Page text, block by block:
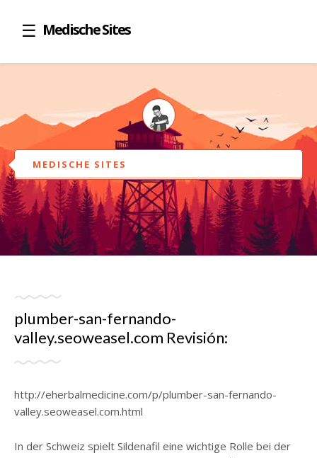
Medische Sites
MEDISCHE SITES
plumber-san-fernando-
valley.seoweasel.com Revisión:
http://eherbalmedicine.com/p/plumber-san-fernando-
valley.seoweasel.com.html
In der Schweiz spielt Sildenafil eine wichtige Rolle bei der